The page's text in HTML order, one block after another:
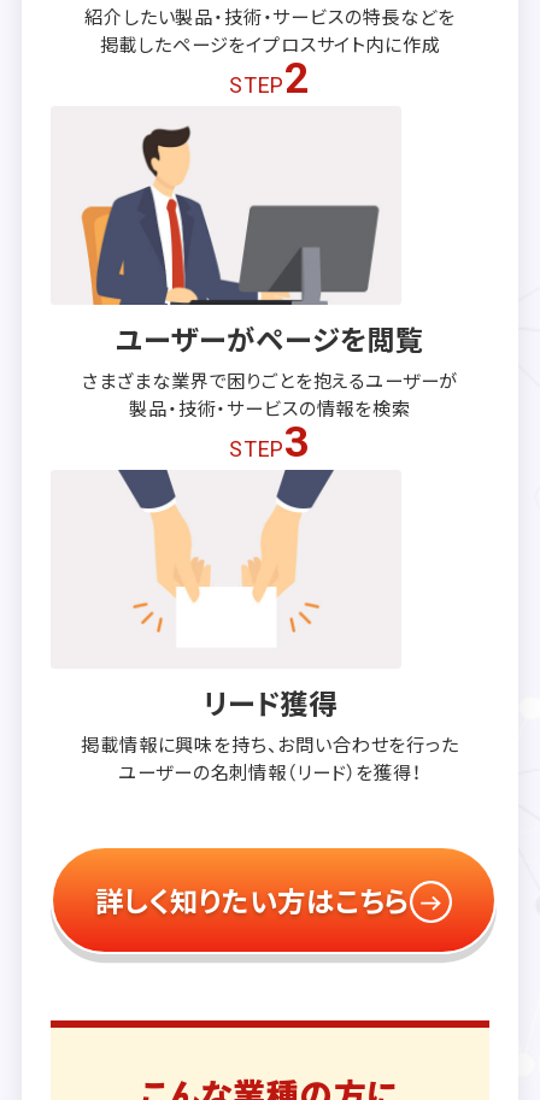
紹介したい製品・技術・サービスの特長などを
掲載したページをイプロスサイト内に作成
STEP2
ユーザーがページを閲覧
さまざまな業界で困りごとを抱えるユーザーが
製品・技術・サービスの情報を検索
STEP3
リード獲得
掲載情報に興味を持ち、 お問い合わせを行った
ユーザーの名刺情報（リード）を獲得！
詳しく知りたい方はこちら